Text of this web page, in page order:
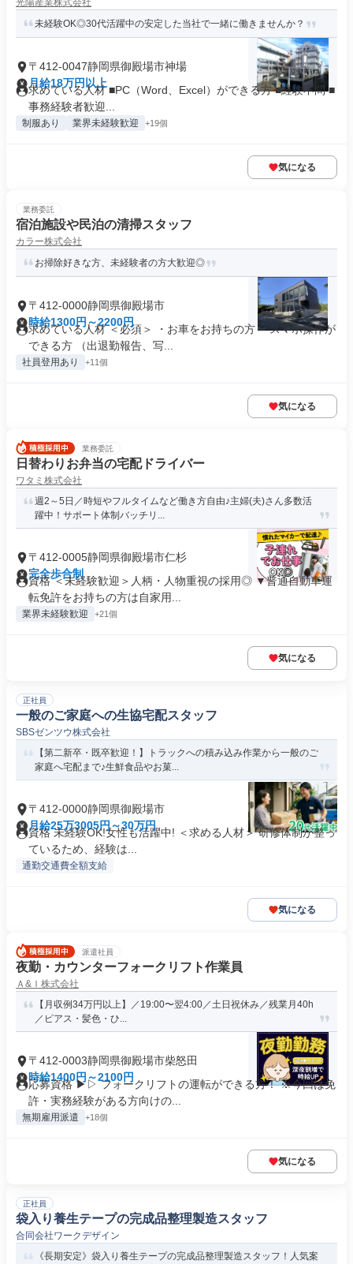
光陽産業株式会社
未経験OK◎30代活躍中の安定した当社で一緒に働きませんか？
〒412-0047静岡県御殿場市神場
月給18万円以上
求めている人材 ■PC（Word、Excel）ができる方 ■経験不問 ■
事務経験者歓迎...
制服あり 業界未経験歓迎 +19個
気になる
業務委託
宿泊施設や民泊の清掃スタッフ
カラー株式会社
お掃除好きな方、未経験者の方大歓迎◎
〒412-0000静岡県御殿場市
時給1300円～2200円
求めている人材 ＜必須＞ ・お車をお持ちの方 ・スマホ操作が
できる方 （出退勤報告、写...
社員登用あり +11個
気になる
業務委託
日替わりお弁当の宅配ドライバー
ワタミ株式会社
週2～5日／時短やフルタイムなど働き方自由♪主婦(夫)さん多数活
躍中！サポート体制バッチリ...
〒412-0005静岡県御殿場市仁杉
完全歩合制
資格 ＜未経験歓迎＞人柄・人物重視の採用◎ ▼普通自動車運
転免許をお持ちの方は自家用...
業界未経験歓迎 +21個
気になる
正社員
一般のご家庭への生協宅配スタッフ
SBSゼンツウ株式会社
【第二新卒・既卒歓迎！】トラックへの積み込み作業から一般のご
家庭へ宅配まで♪生鮮食品やお菓...
〒412-0000静岡県御殿場市
月給25万3005円～30万円
資格 未経験OK!女性も活躍中! ＜求める人材＞ 研修体制が整っ
ているため、経験は...
通勤交通費全額支給
気になる
派遣社員
夜勤・カウンターフォークリフト作業員
Ａ&Ｉ株式会社
【月収例34万円以上】／19:00〜翌4:00／土日祝休み／残業月40h
／ピアス・髪色・ひ...
〒412-0003静岡県御殿場市柴怒田
時給1400円～2100円
応募資格 ▶▷ フォークリフトの運転ができる方！ ※今回は免
許・実務経験がある方向けの...
無期雇用派遣 +18個
気になる
正社員
袋入り養生テープの完成品整理製造スタッフ
合同会社ワークデザイン
《長期安定》袋入り養生テープの完成品整理製造スタッフ！人気案